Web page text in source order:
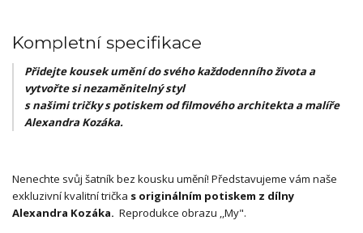
Kompletní specifikace
Přidejte kousek umění do svého každodenního života a
vytvořte si nezaměnitelný styl
s našimi tričky s potiskem od filmového architekta a malíře
Alexandra Kozáka.
Nenechte svůj šatník bez kousku umění! Představujeme vám naše
exkluzivní kvalitní trička s originálním potiskem z dílny
Alexandra Kozáka. Reprodukce obrazu ,,My".